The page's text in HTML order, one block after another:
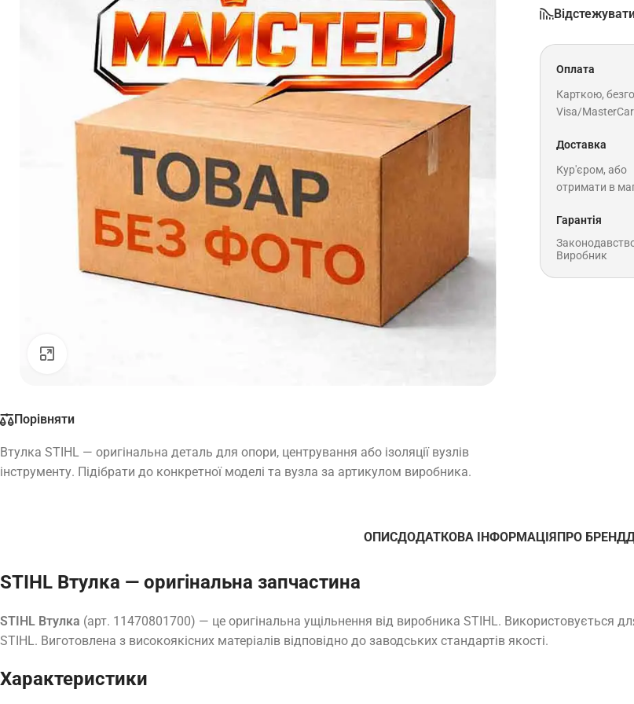
Порівняти
Втулка STIHL — оригінальна деталь для опори, центрування або ізоляції вузлів
інструменту. Підібрати до конкретної моделі та вузла за артикулом виробника.
Оплата
Карткою,
Visa/
Доставка
Кур'єром, або
отримати в
Гарантія
Виробник
ОПИСДОДАТКОВА ІНФОРМАЦІЯПРО БРЕНД
STIHL Втулка — оригінальна запчастина
STIHL Втулка (арт. 11470801700) — це оригінальна ущільнення від виробника STIHL. Використовується
STIHL. Виготовлена з високоякісних матеріалів відповідно до заводських стандартів якості.
Характеристики